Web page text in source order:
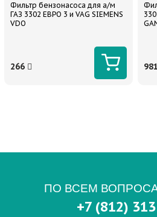
Фильтр бензонасоса для а/м
ГАЗ 3302 ЕВРО 3 и VAG SIEMENS
VDO
266 981
ПО ВСЕМ
+7 (812)